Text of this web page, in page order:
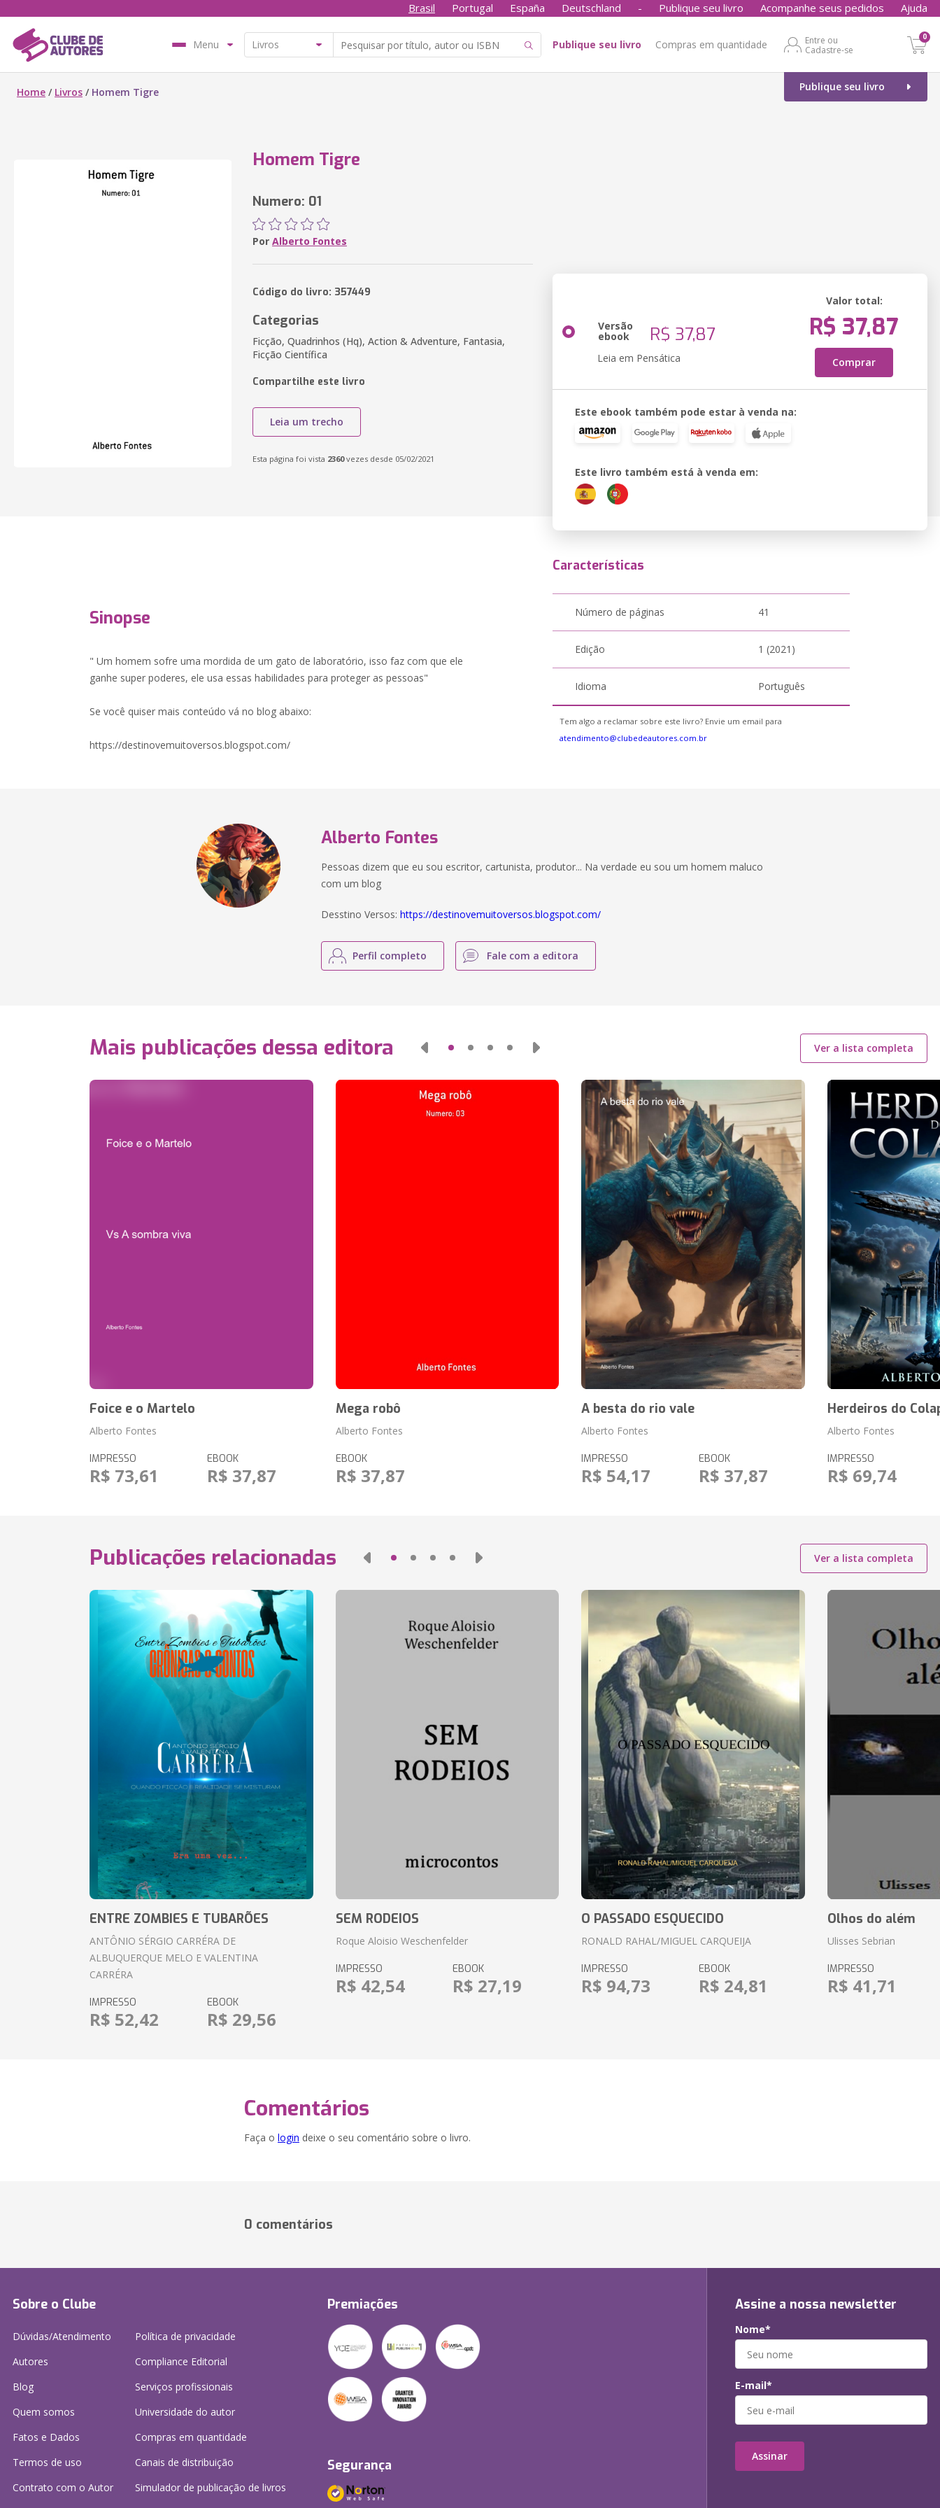
Brasil Portugal España Deutschland - Publique seu livro Acompanhe seus pedidos Ajuda
Menu Publique seu livro Compras em quantidade
Entre ou
Cadastre-se
0
Publique seu livro
Home / Livros / Homem Tigre
Homem Tigre
Numero: 01
Por Alberto Fontes
Código do livro: 357449
Categorias
Ficção, Quadrinhos (Hq), Action & Adventure, Fantasia,
Ficção Científica
Compartilhe este livro
Leia um trecho
Esta página foi vista 2360vezes desde 05/02/2021
Versão
ebook R$ 37,87
Leia em Pensática
Valor total:
R$ 37,87
Comprar
Este ebook também pode estar à venda na:
Este livro também está à venda em:
Sinopse
" Um homem sofre uma mordida de um gato de laboratório, isso faz com que ele
ganhe super poderes, ele usa essas habilidades para proteger as pessoas"
Se você quiser mais conteúdo vá no blog abaixo:
https://destinovemuitoversos.blogspot.com/
Características
Número de páginas 41
Edição 1 (2021)
Idioma Português
Tem algo a reclamar sobre este livro? Envie um email para
atendimento@clubedeautores.com.br
Alberto Fontes
Pessoas dizem que eu sou escritor, cartunista, produtor... Na verdade eu sou um homem maluco
com um blog
Desstino Versos:https://destinovemuitoversos.blogspot.com/
Perfil completo Fale com a editora
Mais publicações dessa editora Ver a lista completa
Foice e o Martelo
Alberto Fontes
IMPRESSO
R$ 73,61
EBOOK
R$ 37,87
Mega robô
Alberto Fontes
EBOOK
R$ 37,87
A besta do rio vale
Alberto Fontes
IMPRESSO
R$ 54,17
EBOOK
R$ 37,87
Herdeiros do
Alberto Fontes
IMPRESSO
R$ 69,74
Publicações relacionadas Ver a lista completa
ENTRE ZOMBIES E TUBARÕES
ANTÔNIO SÉRGIO CARRÉRA DE
ALBUQUERQUE MELO E VALENTINA
CARRÉRA
IMPRESSO
R$ 52,42
EBOOK
R$ 29,56
SEM RODEIOS
Roque Aloisio Weschenfelder
IMPRESSO
R$ 42,54
EBOOK
R$ 27,19
O PASSADO ESQUECIDO
RONALD RAHAL/MIGUEL CARQUEIJA
IMPRESSO
R$ 94,73
EBOOK
R$ 24,81
Olhos do além
Ulisses Sebrian
IMPRESSO
R$ 41,71
Comentários
Faça o login deixe o seu comentário sobre o livro.
0 comentários
Sobre o Clube
Dúvidas/Atendimento
Autores
Blog
Quem somos
Fatos e Dados
Termos de uso
Contrato com o Autor
Política de privacidade
Compliance Editorial
Serviços profissionais
Universidade do autor
Compras em quantidade
Canais de distribuição
Simulador de publicação de livros
Premiações
Segurança
Assine a nossa newsletter
Nome*
E-mail*
Assinar